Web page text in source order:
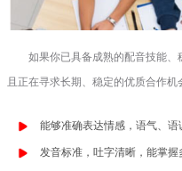
如果你已具备成熟的配音技能
且正在寻求长期、稳定的优质合作机
能够准确表达情感，语气、语
发音标准，吐字清晰，能掌握